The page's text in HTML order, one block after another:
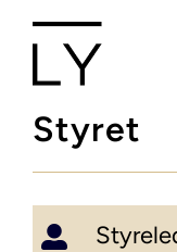
Skip
content
Våre
Innsikt
Styret